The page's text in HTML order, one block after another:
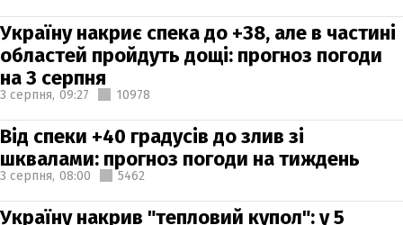
Україну накриє спека до +38, але в частині
областей пройдуть дощі: прогноз погоди
на 3 серпня
3 серпня, 09:27 10978
Від спеки +40 градусів до злив зі
шквалами: прогноз погоди на тиждень
3 серпня, 08:00 5462
Україну накрив "тепловий купол": у 5